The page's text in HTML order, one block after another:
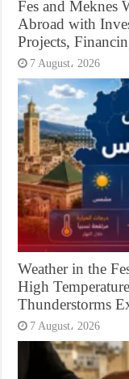
Fes and Meknes
Abroad with
Projects,
7 August، 2026
Weather in the
High
Thunderstorms
7 August، 2026